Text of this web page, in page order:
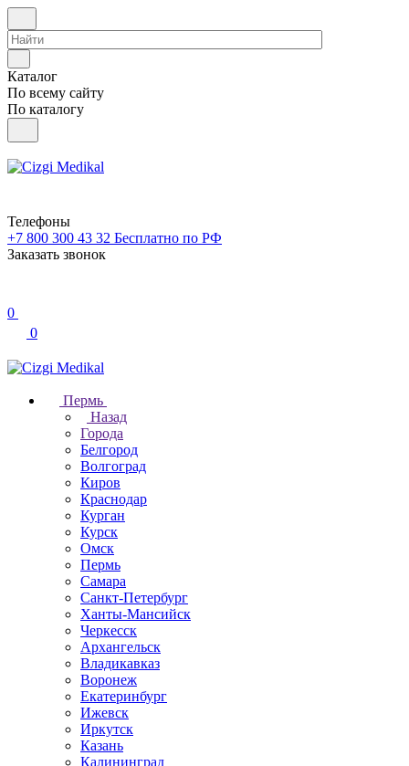
Каталог
По всему сайту
По каталогу
Телефоны
+7 800 300 43 32 Бесплатно по РФ
Заказать звонок
0
0
Пермь
Назад
Города
Белгород
Волгоград
Киров
Краснодар
Курган
Курск
Омск
Пермь
Самара
Санкт-Петербург
Ханты-Мансийск
Черкесск
Архангельск
Владикавказ
Воронеж
Екатеринбург
Ижевск
Иркутск
Казань
Калининград